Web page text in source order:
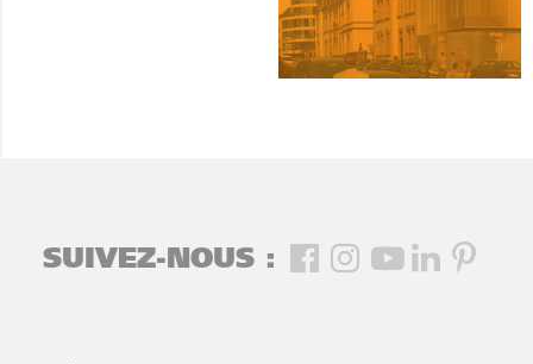
SUIVEZ-NOUS :